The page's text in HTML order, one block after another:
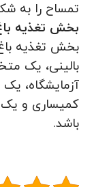
تمساح را به
بخش تغذیه
بخش تغذیه
بالینی، یک
آزمایشگاه،
کمیساری و
باشد.